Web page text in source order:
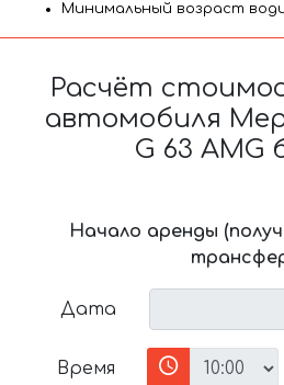
Минимальный возраст
Расчёт
автомобиля
G 63 AMG
Начало аренды
Дата
Время